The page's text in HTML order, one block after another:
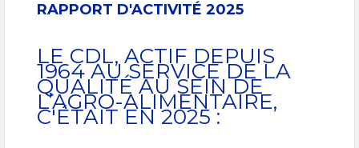
RAPPORT D'ACTIVITÉ 2025
LE CDL, ACTIF DEPUIS
1964 AU SERVICE DE LA
QUALITÉ AU SEIN DE
L’AGRO-ALIMENTAIRE,
C'ÉTAIT EN 2025 :